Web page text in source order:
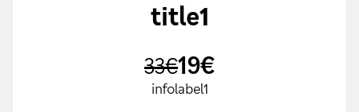
title1
33€19€
infolabel1